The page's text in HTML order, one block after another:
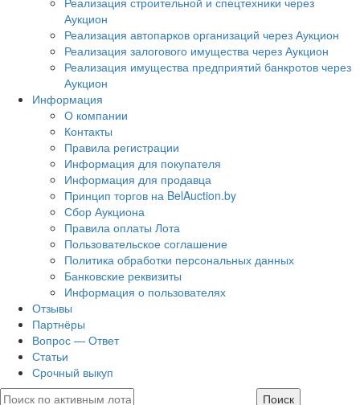
Аукцион
Реализация автопарков организаций через Аукцион
Реализация залогового имущества через Аукцион
Реализация имущества предприятий банкротов через
Аукцион
Информация
О компании
Контакты
Правила регистрации
Информация для покупателя
Информация для продавца
Принцип торгов на BelAuction.by
Сбор Аукциона
Правила оплаты Лота
Пользовательское соглашение
Политика обработки персональных данных
Банковские реквизиты
Информация о пользователях
Отзывы
Партнёры
Вопрос — Ответ
Статьи
Срочный выкуп